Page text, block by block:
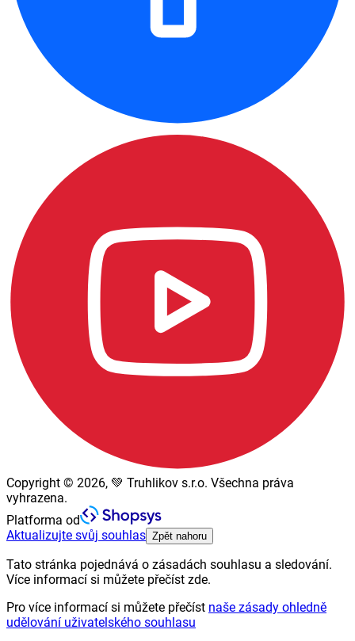
Copyright © 2026, 💚 Truhlikov s.r.o. Všechna práva
vyhrazena.
Platforma od
Aktualizujte svůj souhlas Zpět nahoru
Tato stránka pojednává o zásadách souhlasu a sledování.
Více informací si můžete přečíst zde.
Pro více informací si můžete přečíst naše zásady ohledně
udělování uživatelského souhlasu